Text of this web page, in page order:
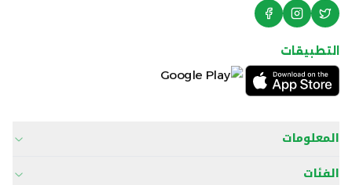
التطبيقات
المعلومات
الفئات